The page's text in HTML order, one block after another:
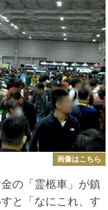
画像はこちら
の「霊柩車」が鎮
と「なにこれ、す